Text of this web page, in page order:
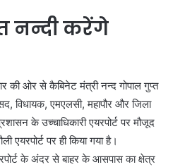
नन्दी करेंगे
की ओर से कैबिनेट मंत्री नन्द गोपाल गुप्त
विधायक, एमएलसी, महापौर और जिला
के उच्चाधिकारी एयरपोर्ट पर मौजूद
एयरपोर्ट पर ही किया गया है।
के अंदर से बाहर के आसपास का क्षेत्र